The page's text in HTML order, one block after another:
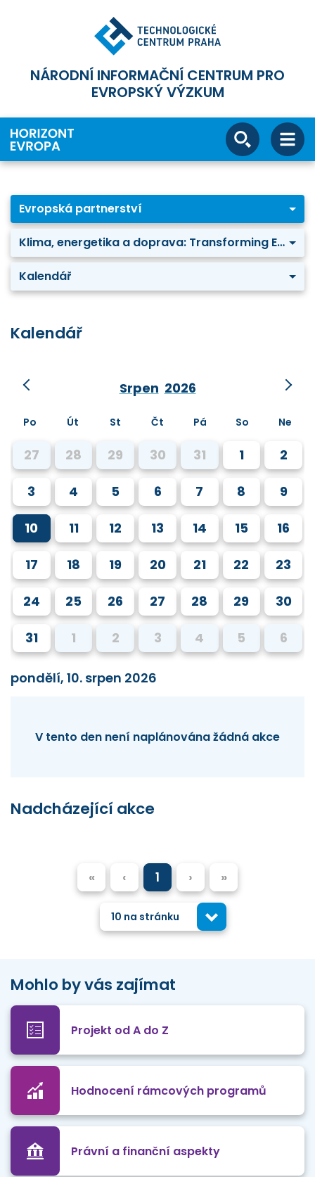
NÁRODNÍ INFORMAČNÍ CENTRUM PRO
EVROPSKÝ VÝZKUM
Evropská partnerství
Klima, energetika a doprava: Transforming Europe's rail system
Kalendář
Kalendář
Srpen 2026
Po Út St Čt Pá So Ne
27 28 29 30 31 1 2
3 4 5 6 7 8 9
10 11 12 13 14 15 16
17 18 19 20 21 22 23
24 25 26 27 28 29 30
31 1 2 3 4 5 6
pondělí, 10. srpen 2026
V tento den není naplánována žádná akce
Nadcházející akce
« ‹ 1 › »
10 na stránku
Mohlo by vás zajímat
Projekt od A do Z
Hodnocení rámcových programů
Právní a finanční aspekty